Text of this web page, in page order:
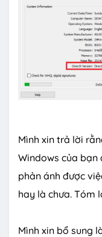
Mình xin trả lời
Windows của bạn
phản ánh được
hay là chưa. Tóm
Mình xin bổ sung